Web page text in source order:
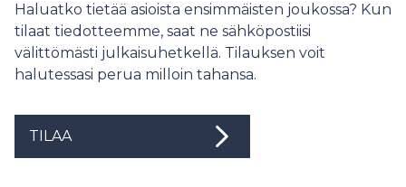
Haluatko tietää asioista ensimmäisten joukossa? Kun
tilaat tiedotteemme, saat ne sähköpostiisi
välittömästi julkaisuhetkellä. Tilauksen voit
halutessasi perua milloin tahansa.
TILAA